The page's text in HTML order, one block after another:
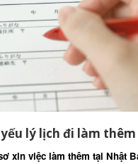
lý lịch đi làm
xin việc làm thêm tại Nhật